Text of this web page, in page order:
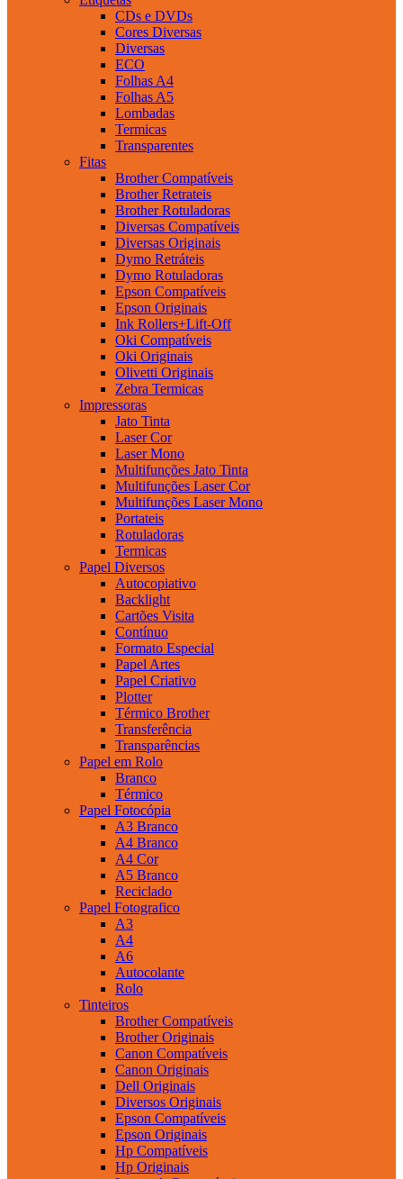
CDs e DVDs
Cores Diversas
Diversas
ECO
Folhas A4
Folhas A5
Lombadas
Termicas
Transparentes
Fitas
Brother Compatíveis
Brother Retrateis
Brother Rotuladoras
Diversas Compatíveis
Diversas Originais
Dymo Retráteis
Dymo Rotuladoras
Epson Compatíveis
Epson Originais
Ink Rollers+Lift-Off
Oki Compatíveis
Oki Originais
Olivetti Originais
Zebra Termicas
Impressoras
Jato Tinta
Laser Cor
Laser Mono
Multifunções Jato Tinta
Multifunções Laser Cor
Multifunções Laser Mono
Portateis
Rotuladoras
Termicas
Papel Diversos
Autocopiativo
Backlight
Cartões Visita
Contínuo
Formato Especial
Papel Artes
Papel Criativo
Plotter
Térmico Brother
Transferência
Transparências
Papel em Rolo
Branco
Térmico
Papel Fotocópia
A3 Branco
A4 Branco
A4 Cor
A5 Branco
Reciclado
Papel Fotografico
A3
A4
A6
Autocolante
Rolo
Tinteiros
Brother Compatíveis
Brother Originais
Canon Compatíveis
Canon Originais
Dell Originais
Diversos Originais
Epson Compatíveis
Epson Originais
Hp Compatíveis
Hp Originais